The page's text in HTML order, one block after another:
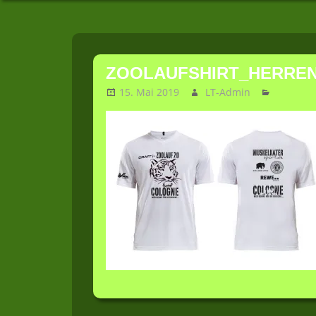
Zoolauf
Zum
Inhalt
springen
15. Mai 2019 LT-Admin